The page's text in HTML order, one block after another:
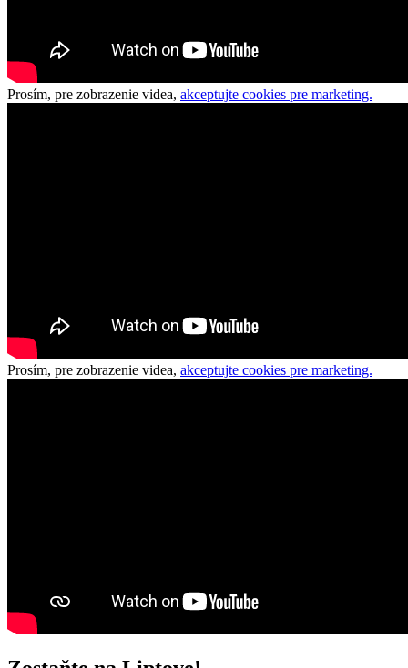
Prosím, pre zobrazenie videa, akceptujte cookies pre marketing.
Prosím, pre zobrazenie videa, akceptujte cookies pre marketing.